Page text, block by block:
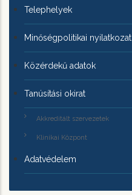
Telephelyek
Minőségpolitikai nyilatkozat
Közérdekű adatok
Tanúsítási okirat
Akkreditált szervezetek
Klinikai Központ
Adatvédelem